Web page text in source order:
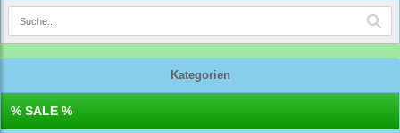
Kategorien
% SALE %